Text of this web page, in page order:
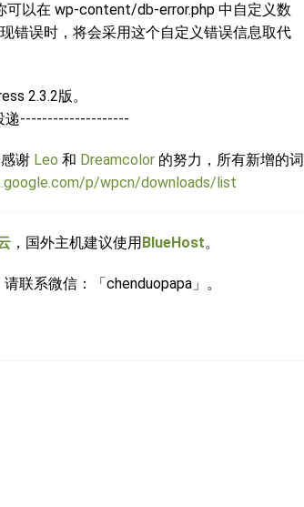
可以在 wp-content/db-error.php 中自定义数
错误时，将会采用这个自定义错误信息取代
2.3.2版。
递--------------------
谢 Leo 和 Dreamcolor 的努力，所有新增的词
p/wpcn/downloads/list
，国外主机建议使用BlueHost。
请联系微信：「chenduopapa」。